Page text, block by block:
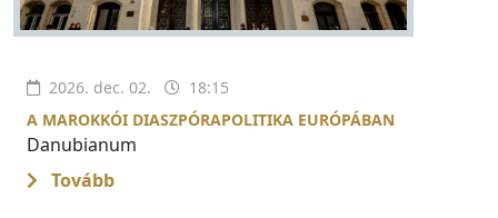
2026. dec. 02.
18:15
A MAROKKÓI DIASZPÓRAPOLITIKA EURÓPÁBAN
Danubianum
Tovább